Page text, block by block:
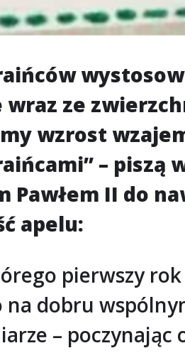
ze
wzrost
– piszą
II do
apelu:
pierwszy
dobru
–